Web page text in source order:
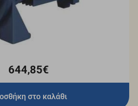
644,85€
στο καλάθι